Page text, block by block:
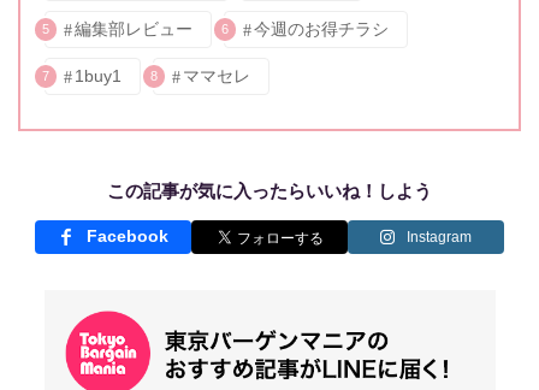
5 編集部レビュー 6 今週のお得チラシ
7 1buy1 8 ママセレ
この記事が気に入ったらいいね！しよう
Facebook Instagram